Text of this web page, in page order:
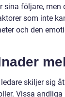
sina följare,
som inte
och den
skiljer sig
Vissa